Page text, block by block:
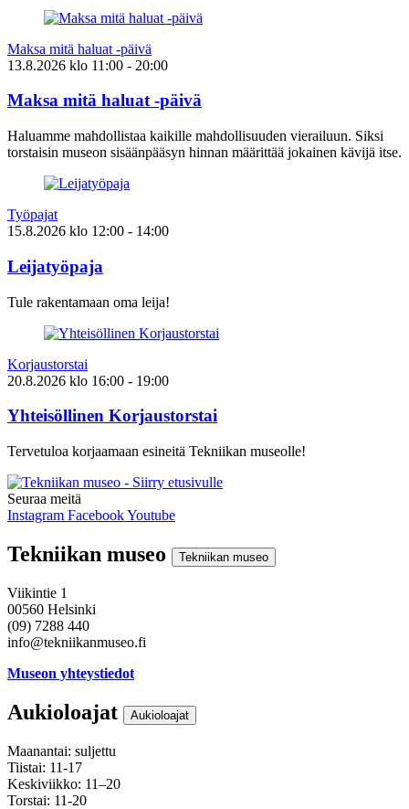
Maksa mitä haluat -päivä
13.8.2026 klo 11:00 - 20:00
Maksa mitä haluat -päivä
Haluamme mahdollistaa kaikille mahdollisuuden vierailuun. Siksi
torstaisin museon sisäänpääsyn hinnan määrittää jokainen kävijä itse.
Työpajat
15.8.2026 klo 12:00 - 14:00
Leijatyöpaja
Tule rakentamaan oma leija!
Korjaustorstai
20.8.2026 klo 16:00 - 19:00
Yhteisöllinen Korjaustorstai
Tervetuloa korjaamaan esineitä Tekniikan museolle!
Seuraa meitä
Instagram FacebookYoutube
Tekniikan museo Tekniikan museo
Viikintie 1
00560 Helsinki
(09) 7288 440
info@tekniikanmuseo.fi
Museon yhteystiedot
Aukioloajat Aukioloajat
Maanantai: suljettu
Tiistai: 11-17
Keskiviikko: 11–20
Torstai: 11-20